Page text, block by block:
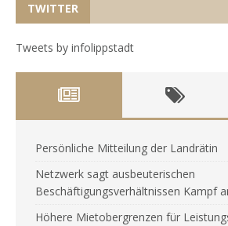
TWITTER
Tweets by infolippstadt
Persönliche Mitteilung der Landrätin
Netzwerk sagt ausbeuterischen
Beschäftigungsverhältnissen Kampf
Höhere Mietobergrenzen für